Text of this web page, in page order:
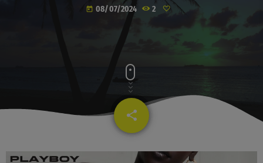
today 08/07/2024 2
share
email